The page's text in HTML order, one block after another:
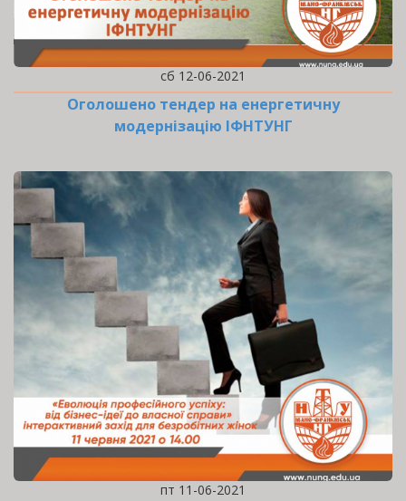
сб 12-06-2021
Оголошено тендер на енергетичну
модернізацію ІФНТУНГ
пт 11-06-2021